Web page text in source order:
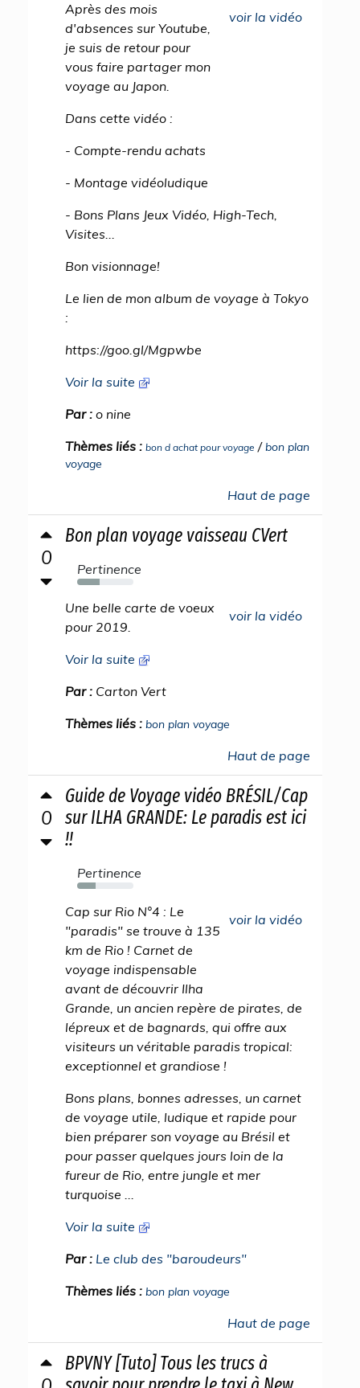
voir la vidéo
Après des mois
d'absences sur Youtube,
je suis de retour pour
vous faire partager mon
voyage au Japon.
Dans cette vidéo :
- Compte-rendu achats
- Montage vidéoludique
- Bons Plans Jeux Vidéo, High-Tech,
Visites...
Bon visionnage!
Le lien de mon album de voyage à Tokyo
:
https://goo.gl/Mgpwbe
Voir la suite
Par : o nine
Thèmes liés : bon d achat pour voyage /bon plan
voyage
Haut de page
0
Bon plan voyage vaisseau CVert
Pertinence
40%
voir la vidéo
Une belle carte de voeux
pour 2019.
Voir la suite
Par : Carton Vert
Thèmes liés : bon plan voyage
Haut de page
0
Guide de Voyage vidéo BRÉSIL/Cap
sur ILHA GRANDE: Le paradis est ici
!!
Pertinence
33%
voir la vidéo
Cap sur Rio N°4 : Le
"paradis" se trouve à 135
km de Rio ! Carnet de
voyage indispensable
avant de découvrir Ilha
Grande, un ancien repère de pirates, de
lépreux et de bagnards, qui offre aux
visiteurs un véritable paradis tropical:
exceptionnel et grandiose !
Bons plans, bonnes adresses, un carnet
de voyage utile, ludique et rapide pour
bien préparer son voyage au Brésil et
pour passer quelques jours loin de la
fureur de Rio, entre jungle et mer
turquoise ...
Voir la suite
Par : Le club des "baroudeurs"
Thèmes liés : bon plan voyage
Haut de page
BPVNY [Tuto] Tous les trucs à